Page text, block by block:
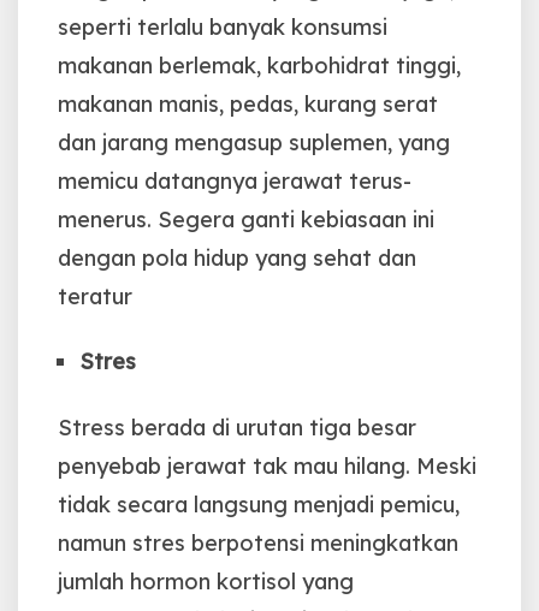
seperti terlalu banyak konsumsi
makanan berlemak, karbohidrat tinggi,
makanan manis, pedas, kurang serat
dan jarang mengasup suplemen, yang
memicu datangnya jerawat terus-
menerus. Segera ganti kebiasaan ini
dengan pola hidup yang sehat dan
teratur
Stres
Stress berada di urutan tiga besar
penyebab jerawat tak mau hilang. Meski
tidak secara langsung menjadi pemicu,
namun stres berpotensi meningkatkan
jumlah hormon kortisol yang